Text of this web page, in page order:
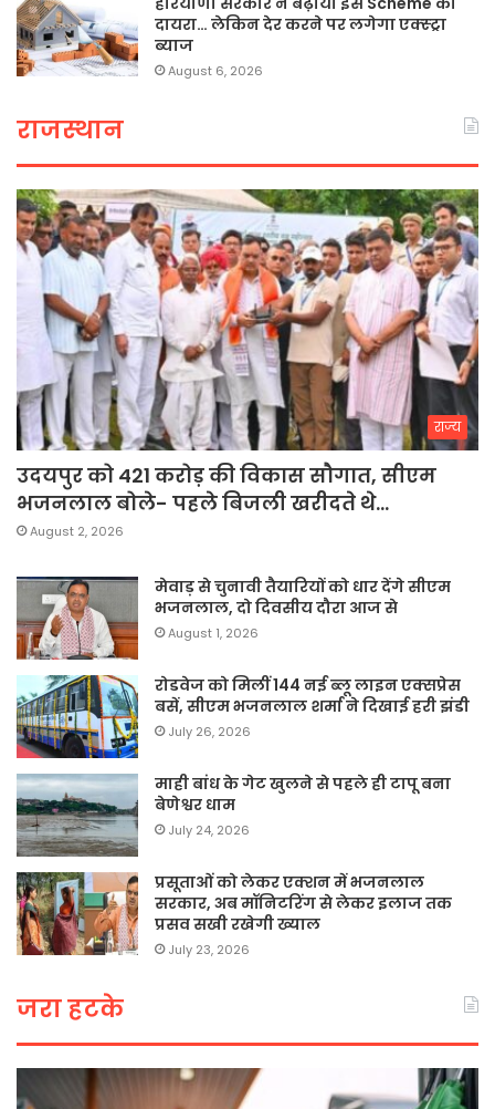
दायरा… लेकिन देर करने पर लगेगा एक्स्ट्रा
ब्याज
August 6, 2026
राजस्थान
राज्य
उदयपुर को 421 करोड़ की विकास सौगात, सीएम
भजनलाल बोले- पहले बिजली खरीदते थे…
August 2, 2026
मेवाड़ से चुनावी तैयारियों को धार देंगे सीएम
भजनलाल, दो दिवसीय दौरा आज से
August 1, 2026
रोडवेज को मिलीं 144 नई ब्लू लाइन एक्सप्रेस
बसें, सीएम भजनलाल शर्मा ने दिखाई हरी झंडी
July 26, 2026
माही बांध के गेट खुलने से पहले ही टापू बना
बेणेश्वर धाम
July 24, 2026
प्रसूताओं को लेकर एक्शन में भजनलाल
सरकार, अब मॉनिटरिंग से लेकर इलाज तक
प्रसव सखी रखेगी ख्याल
July 23, 2026
जरा हटके